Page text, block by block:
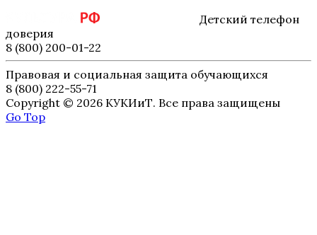
Детский телефон
доверия
8 (800) 200-01-22
Правовая и социальная защита обучающихся
8 (800) 222-55-71
Copyright © 2026 КУКИиТ. Все права защищены
Go Top